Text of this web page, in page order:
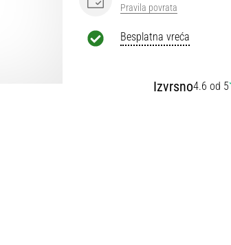
Pravila povrata
Besplatna vreća
Izvrsno4.6 od 5